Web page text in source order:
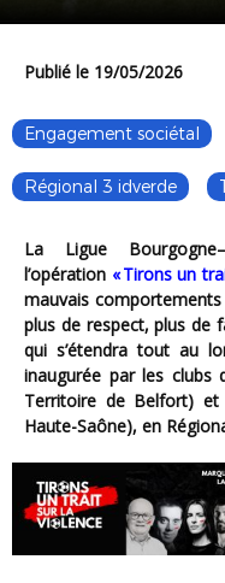
Publié le 19/05/2026
Engagement sociétal
Régional 3 idverde
La Ligue Bourgogne–Franche-Comté vient de lancer
l’opération « Tirons un
mauvais
plus de respect, plus de
qui s’étendra tout au
inaugurée par les clubs
Territoire de Belfort) et
Haute-Saône), en